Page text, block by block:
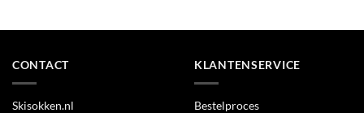
CONTACT
Skisokken.nl
KLANTENSERVICE
Bestelproces